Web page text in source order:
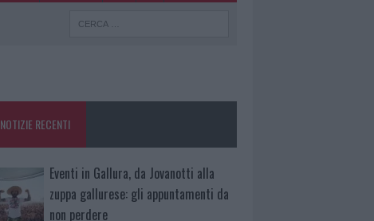
NOTIZIE RECENTI
Eventi in Gallura, da Jovanotti alla
zuppa gallurese: gli appuntamenti da
non perdere